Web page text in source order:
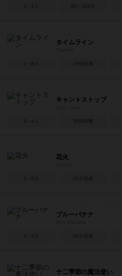
2～4人 60～120分
タイムライン
2～8人 15分前後
キャントストップ
2～4人 30分前後
花火
2～5人 25分前後
ブルーバナナ
2～5人 20分前後
十二季節の魔法使い